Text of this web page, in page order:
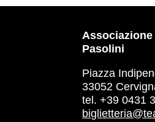
Pasolini
Piazza
33052
tel. +39 0431